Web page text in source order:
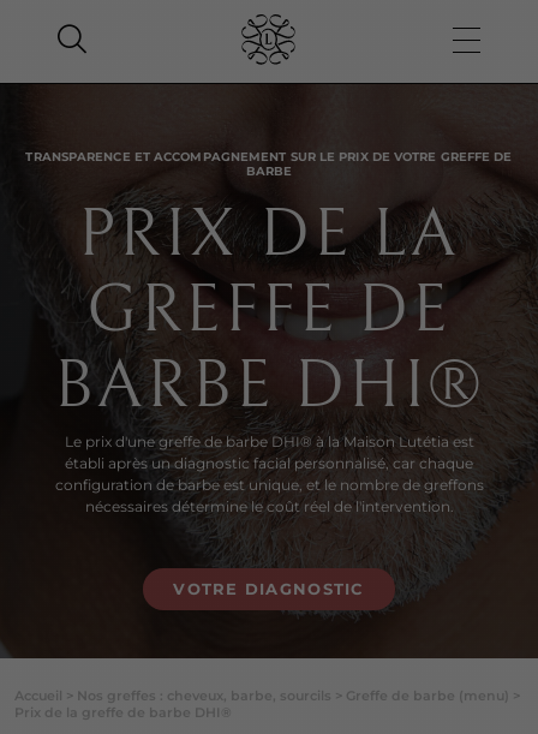
TRANSPARENCE ET ACCOMPAGNEMENT SUR LE PRIX DE VOTRE GREFFE DE
BARBE
PRIX DE LA
GREFFE DE
BARBE DHI®
Le prix d'une greffe de barbe DHI® à la Maison Lutétia est
établi après un diagnostic facial personnalisé, car chaque
configuration de barbe est unique, et le nombre de greffons
nécessaires détermine le coût réel de l'intervention.
VOTRE DIAGNOSTIC
Accueil > Nos greffes : cheveux, barbe, sourcils > Greffe de barbe (menu) >
Prix de la greffe de barbe DHI®